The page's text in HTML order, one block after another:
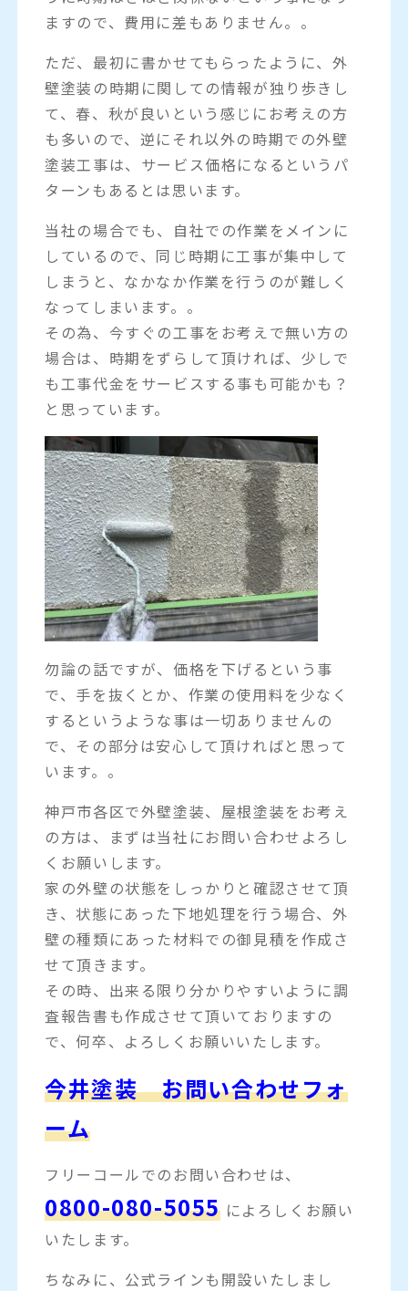
ますので、費用に差もありません。。
ただ、最初に書かせてもらったように、外
壁塗装の時期に関しての情報が独り歩きし
て、春、秋が良いという感じにお考えの方
も多いので、逆にそれ以外の時期での外壁
塗装工事は、サービス価格になるというパ
ターンもあるとは思います。
当社の場合でも、自社での作業をメインに
しているので、同じ時期に工事が集中して
しまうと、なかなか作業を行うのが難しく
なってしまいます。。
その為、今すぐの工事をお考えで無い方の
場合は、時期をずらして頂ければ、少しで
も工事代金をサービスする事も可能かも？
と思っています。
勿論の話ですが、価格を下げるという事
で、手を抜くとか、作業の使用料を少なく
するというような事は一切ありませんの
で、その部分は安心して頂ければと思って
います。。
神戸市各区で外壁塗装、屋根塗装をお考え
の方は、まずは当社にお問い合わせよろし
くお願いします。
家の外壁の状態をしっかりと確認させて頂
き、状態にあった下地処理を行う場合、外
壁の種類にあった材料での御見積を作成さ
せて頂きます。
その時、出来る限り分かりやすいように調
査報告書も作成させて頂いておりますの
で、何卒、よろしくお願いいたします。
今井塗装 お問い合わせフォ
ーム
フリーコールでのお問い合わせは、
0800-080-5055 によろしくお願い
いたします。
ちなみに、公式ラインも開設いたしまし